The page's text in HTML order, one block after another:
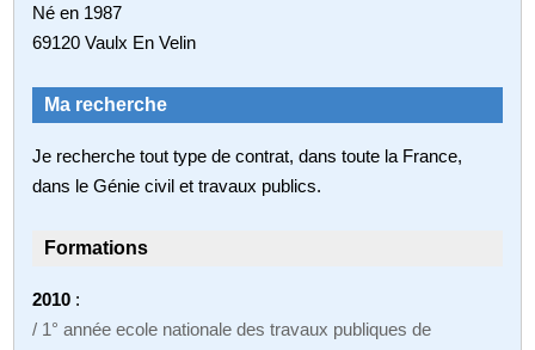
Né en 1987
69120 Vaulx En Velin
Ma recherche
Je recherche tout type de contrat, dans toute la France,
dans le Génie civil et travaux publics.
Formations
2010 :
/ 1° année ecole nationale des travaux publiques de